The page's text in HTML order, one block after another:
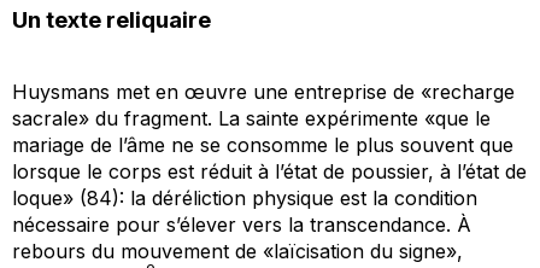
Un texte reliquaire
Huysmans met en œuvre une entreprise de «recharge
sacrale» du fragment. La sainte expérimente «que le
mariage de l’âme ne se consomme le plus souvent que
lorsque le corps est réduit à l’état de poussier, à l’état de
loque» (84): la déréliction physique est la condition
nécessaire pour s’élever vers la transcendance. À
rebours du mouvement de «laïcisation du signe»,